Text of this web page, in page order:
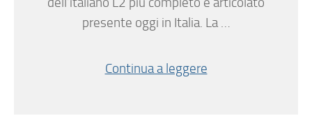
presente oggi in Italia. La …
Continua a leggere